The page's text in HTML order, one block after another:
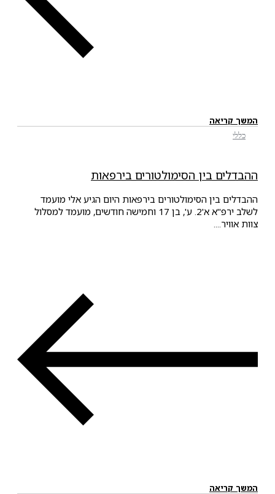
המשך קריאה
כללי
ההבדלים בין הסימולטורים בירפאות
ההבדלים בין הסימולטורים בירפאות היום הגיע אלי מועמד
לשלב ירפ"א א'2. ע', בן 17 וחמישה חודשים, מועמד למסלול
צוות אוויר....
המשך קריאה